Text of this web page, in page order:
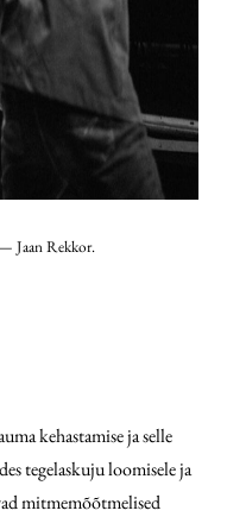
Jaan Rekkor.
kehastamise ja selle
tegelaskuju loomisele ja
mitmemõõtmelised